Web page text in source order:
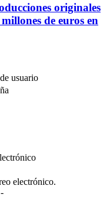
originales
de euros en
usuario
electrónico.